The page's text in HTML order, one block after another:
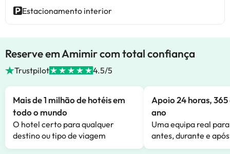
Estacionamento interior
Reserve em Amimir com total confiança
Trustpilot 4.5/5
Mais de 1 milhão de hotéis em
todo o mundo
O hotel certo para qualquer
destino ou tipo de viagem
Apoio 24 horas,
ano
Uma equipa real
antes, durante e